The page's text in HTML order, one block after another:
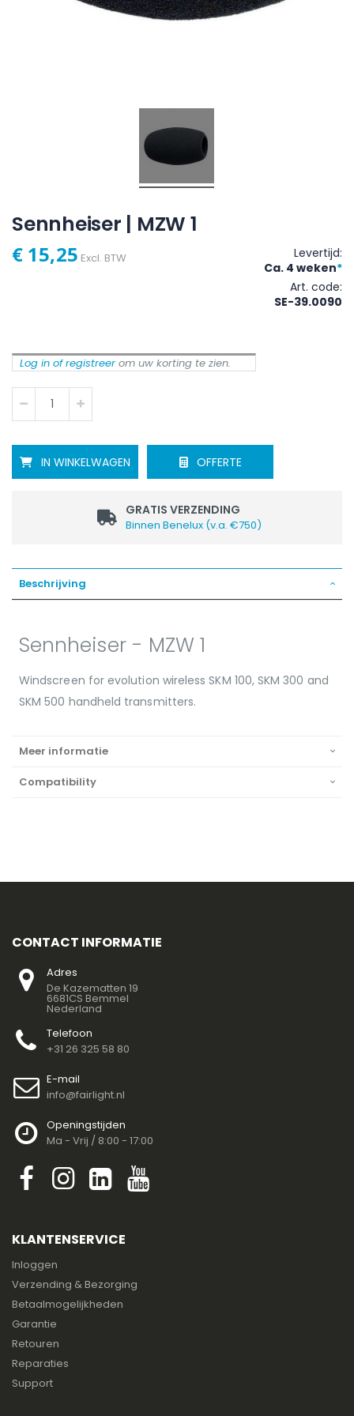
Sennheiser | MZW 1
€ 15,25 Excl. BTW
Levertijd:
Ca. 4 weken*
Art. code
SE-39.0090
Log in of registreer om uw korting te zien.
IN WINKELWAGEN OFFERTE
GRATIS VERZENDING
Binnen Benelux (v.a. €750)
Beschrijving
Sennheiser - MZW 1
Windscreen for evolution wireless SKM 100, SKM 300 and
SKM 500 handheld transmitters.
Meer informatie
Compatibility
CONTACT INFORMATIE
Adres
De Kazematten 19
6681CS Bemmel
Nederland
Telefoon
+31 26 325 58 80
E-mail
info@fairlight.nl
Openingstijden
Ma - Vrij / 8:00 - 17:00
KLANTENSERVICE
Inloggen
Verzending & Bezorging
Betaalmogelijkheden
Garantie
Retouren
Reparaties
Support